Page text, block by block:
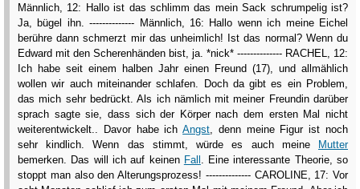
Männlich, 12: Hallo ist das schlimm das mein Sack schrumpelig ist?
Ja, bügel ihn. -------------- Männlich, 16: Hallo wenn ich meine Eichel
berühre dann schmerzt mir das unheimlich! Ist das normal? Wenn du
Edward mit den Scherenhänden bist, ja. *nick* -------------- RACHEL, 12:
Ich habe seit einem halben Jahr einen Freund (17), und allmählich
wollen wir auch miteinander schlafen. Doch da gibt es ein Problem,
das mich sehr bedrückt. Als ich nämlich mit meiner Freundin darüber
sprach sagte sie, dass sich der Körper nach dem ersten Mal nicht
weiterentwickelt.. Davor habe ichAngst , denn meine Figur ist noch
sehr kindlich. Wenn das stimmt, würde es auch meine
Mutter
bemerken. Das will ich auf keinen Fall
. Eine interessante Theorie, so
stoppt man also den Alterungsprozess! -------------- CAROLINE, 17: Vor